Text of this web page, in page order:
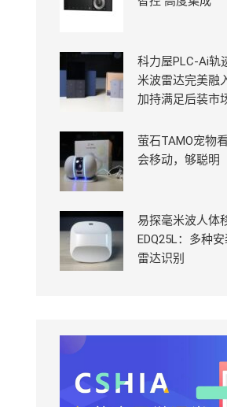
科力屋PLC-Ai轨
米波雷达完美融
加持满足后装市
萤石TAMO宠物
会移动，够聪明
易探毫米波人体
EDQ25L：多种
雷达识别